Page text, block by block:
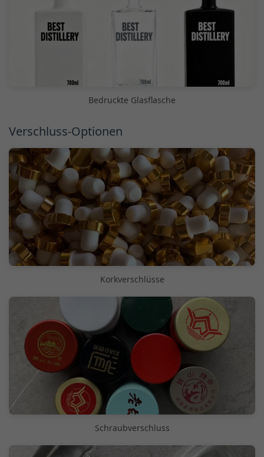
Bedruckte Glasflasche
Verschluss-Optionen
Korkverschlüsse
Schraubverschluss